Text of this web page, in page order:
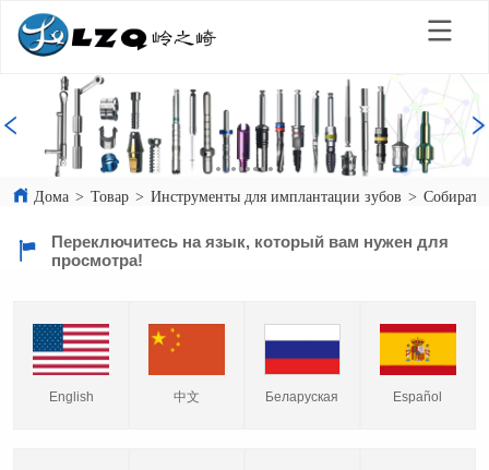
Дома > Товар > Инструменты для имплантации зубов >
Переключитесь на язык, который вам нужен для
просмотра!
English 中文 Беларуская Español